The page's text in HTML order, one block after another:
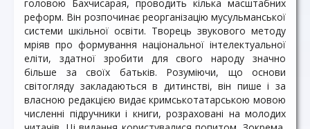
головою Бахчисарая, проводить кілька масштабних
реформ. Він розпочинає реорганізацію мусульманської
системи шкільної освіти. Творець звукового методу
мріяв про формування національної інтелектуальної
еліти, здатної зробити для свого народу значно
більше за своїх батьків. Розуміючи, що основи
світогляду закладаються в дитинстві, він пише і за
власною редакцією видає кримськотатарською мовою
численні підручники і книги, розраховані на молодих